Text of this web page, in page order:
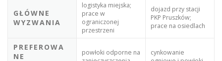
GŁÓWNE
WYZWANIA
logistyka miejska;
prace w
ograniczonej
przestrzeni
dojazd przy stacji
PKP Pruszków;
prace na osiedlach
PREFEROWA
NE
powłoki odporne na
cynkowanie